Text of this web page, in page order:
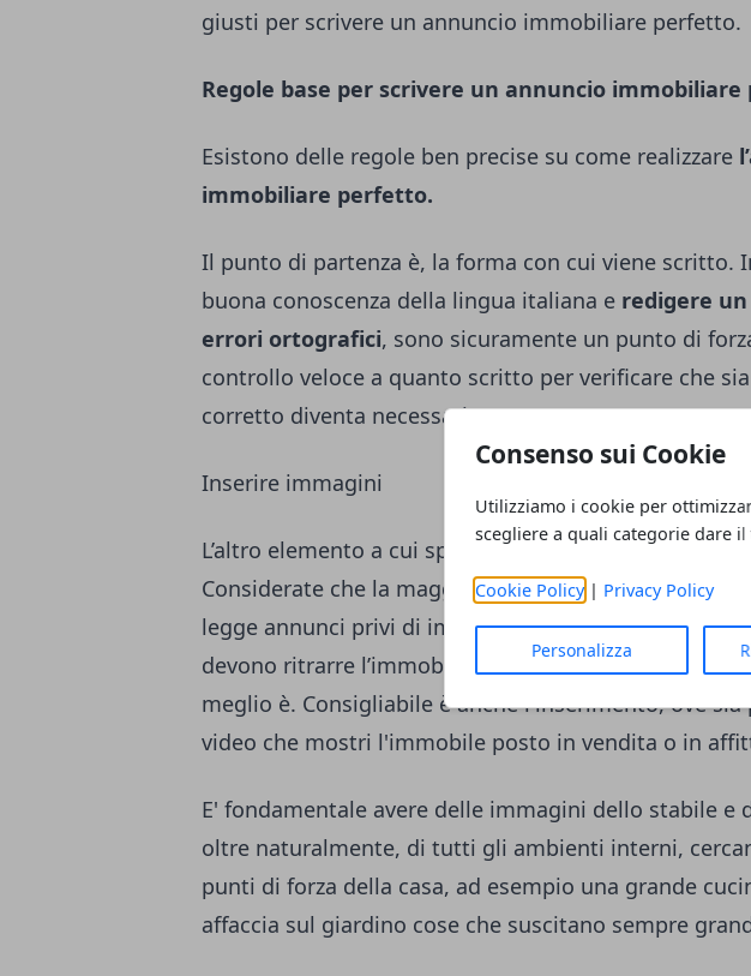
Consenso sui Cookie
Utilizziamo i cookie per
scegliere a quali categorie dare
Cookie Policy| Privacy Policy
Personalizza
giusti per scrivere un annuncio immobiliare perfetto.
Regole base per scrivere un annuncio
Esistono delle regole ben precise su come realizzare
immobiliare perfetto.
Il punto di partenza è, la forma con cui viene scritto.
buona conoscenza della lingua italiana e redigere
errori ortografici, sono sicuramente un punto di
controllo veloce a quanto scritto per verificare che
corretto diventa necessario.
Inserire immagini
L’altro elemento a cui spesso non si dà la giusta
Considerate che la maggior parte di coloro che cerca
legge annunci privi di immagini. Esse devono essere
devono ritrarre l’immobile in tutte le sue
meglio è. Consigliabile è anche l'inserimento, ove
video che mostri l'immobile posto in vendita o in
E' fondamentale avere delle immagini dello stabile e
oltre naturalmente, di tutti gli ambienti interni,
punti di forza della casa, ad esempio una grande
affaccia sul giardino cose che suscitano sempre